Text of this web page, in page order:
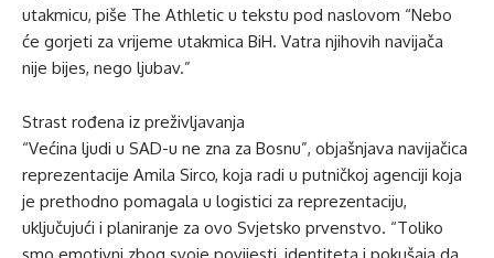
utakmicu, piše The Athletic u tekstu pod naslovom “Nebo
će gorjeti za vrijeme utakmica BiH. Vatra njihovih navijača
nije bijes, nego ljubav.”
Strast rođena iz preživljavanja
“Većina ljudi u SAD-u ne zna za Bosnu”, objašnjava navijačica
reprezentacije Amila Sirco, koja radi u putničkoj agenciji koja
je prethodno pomagala u logistici za reprezentaciju,
uključujući i planiranje za ovo Svjetsko prvenstvo. “Toliko